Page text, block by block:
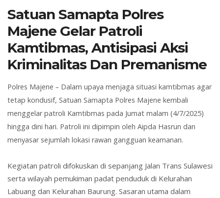
Satuan Samapta Polres
Majene Gelar Patroli
Kamtibmas, Antisipasi Aksi
Kriminalitas Dan Premanisme
Polres Majene – Dalam upaya menjaga situasi kamtibmas agar
tetap kondusif, Satuan Samapta Polres Majene kembali
menggelar patroli Kamtibmas pada Jumat malam (4/7/2025)
hingga dini hari. Patroli ini dipimpin oleh Aipda Hasrun dan
menyasar sejumlah lokasi rawan gangguan keamanan.
Kegiatan patroli difokuskan di sepanjang Jalan Trans Sulawesi
serta wilayah pemukiman padat penduduk di Kelurahan
Labuang dan Kelurahan Baurung. Sasaran utama dalam